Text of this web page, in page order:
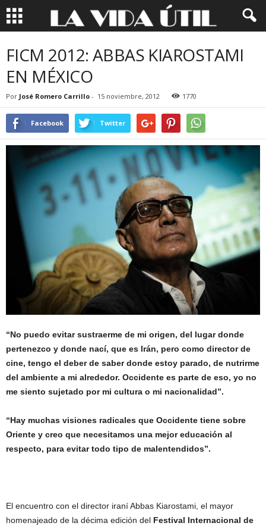
FICM 2012: ABBAS KIAROSTAMI
EN MÉXICO
Por José Romero Carrillo - 15 noviembre, 2012 1770
Facebook Twitter
“No puedo evitar sustraerme de mi origen, del lugar donde
pertenezco y donde nací, que es Irán, pero como director de
cine, tengo el deber de saber donde estoy parado, de nutrirme
del ambiente a mi alrededor. Occidente es parte de eso, yo no
me siento sujetado por mi cultura o mi nacionalidad”.
“Hay muchas visiones radicales que Occidente tiene sobre
Oriente y creo que necesitamos una mejor educación al
respecto, para evitar todo tipo de malentendidos”.
El encuentro con el director iraní Abbas Kiarostami, el mayor
homenajeado de la décima edición del Festival Internacional de